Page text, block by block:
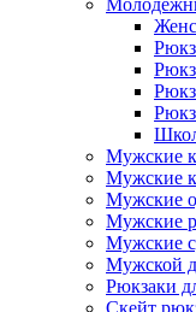
Мужские
Мужские
Мужские
Мужские
Мужские
Мужской
Рюкзаки
Скейт